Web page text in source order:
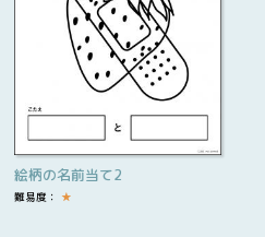
絵柄の名前当て2
難易度： ★